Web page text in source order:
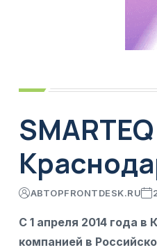
АВТОРFRONTDESK.RU
С 1 апреля 2014 года
компанией в